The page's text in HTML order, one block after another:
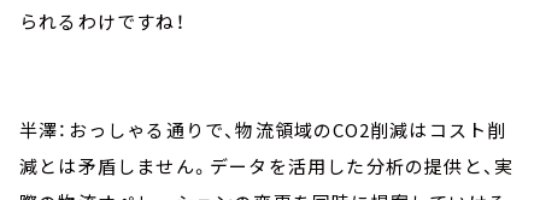
られるわけですね！
半澤：おっしゃる通りで、物流領域のCO2削減はコスト削
減とは矛盾しません。データを活用した分析の提供と、実